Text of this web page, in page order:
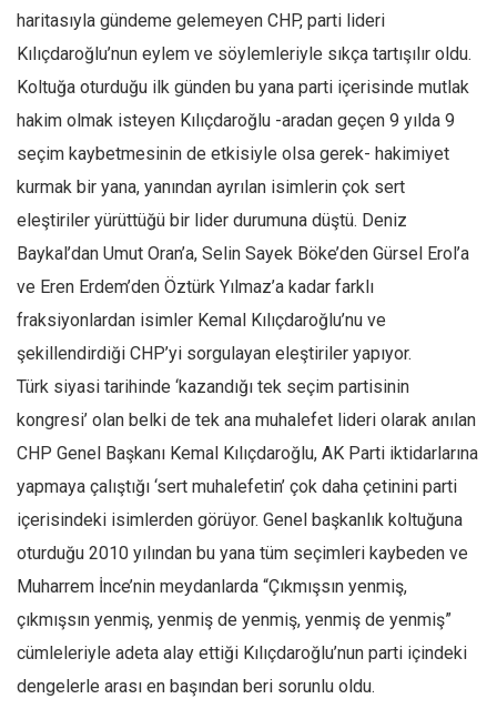
Mehmet Ali Tekin
Abir E. Nahas
Amina S. Jenenkovic
Bağdagül Öz
Esra Elönü
» Yazar arşivi
Bu Sayı
Tüm Sayılar
Kategoriler
Kültür Sanat
Kitap
Karisi kitap sualleri
7 soruda bu hafta
Ekonomi
Manzara
Sağlık
Gıda-Beslenme
Hayat
haritasıyla gündeme gelemeyen CHP, parti lideri
Kılıçdaroğlu’nun eylem ve söylemleriyle sıkça tartışılır oldu.
Koltuğa oturduğu ilk günden bu yana parti içerisinde mutlak
hakim olmak isteyen Kılıçdaroğlu -aradan geçen 9 yılda 9
seçim kaybetmesinin de etkisiyle olsa gerek- hakimiyet
kurmak bir yana, yanından ayrılan isimlerin çok sert
eleştiriler yürüttüğü bir lider durumuna düştü. Deniz
Baykal’dan Umut Oran’a, Selin Sayek Böke’den Gürsel Erol’a
ve Eren Erdem’den Öztürk Yılmaz’a kadar farklı
fraksiyonlardan isimler Kemal Kılıçdaroğlu’nu ve
şekillendirdiği CHP’yi sorgulayan eleştiriler yapıyor.
Türk siyasi tarihinde ‘kazandığı tek seçim partisinin
kongresi’ olan belki de tek ana muhalefet lideri olarak anılan
CHP Genel Başkanı Kemal Kılıçdaroğlu, AK Parti iktidarlarına
yapmaya çalıştığı ‘sert muhalefetin’ çok daha çetinini parti
içerisindeki isimlerden görüyor. Genel başkanlık koltuğuna
oturduğu 2010 yılından bu yana tüm seçimleri kaybeden ve
Muharrem İnce’nin meydanlarda “Çıkmışsın yenmiş,
çıkmışsın yenmiş, yenmiş de yenmiş, yenmiş de yenmiş”
cümleleriyle adeta alay ettiği Kılıçdaroğlu’nun parti içindeki
dengelerle arası en başından beri sorunlu oldu.